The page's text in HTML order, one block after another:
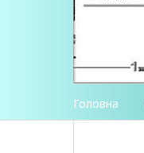
Головна